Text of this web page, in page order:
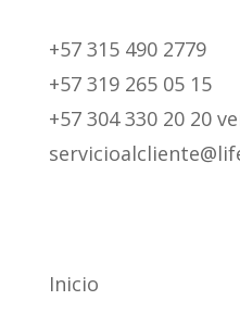
+57 315 490 2779
+57 319 265 05 15
+57 304 330 20 20
Inicio